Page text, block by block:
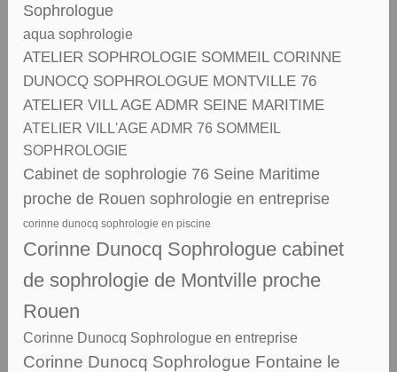
Sophrologue
aqua sophrologie
ATELIER SOPHROLOGIE SOMMEIL CORINNE
DUNOCQ SOPHROLOGUE MONTVILLE 76
ATELIER VILL AGE ADMR SEINE MARITIME
ATELIER VILL'AGE ADMR 76 SOMMEIL
SOPHROLOGIE
Cabinet de sophrologie 76 Seine Maritime
proche de Rouen sophrologie en entreprise
corinne dunocq sophrologie en piscine
Corinne Dunocq Sophrologue cabinet
de sophrologie de Montville proche
Rouen
Corinne Dunocq Sophrologue en entreprise
Corinne Dunocq Sophrologue Fontaine le